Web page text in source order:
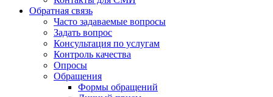
Обратная связь
Часто задаваемые вопросы
Задать вопрос
Консультация по услугам
Контроль качества
Опросы
Обращения
Формы обращений